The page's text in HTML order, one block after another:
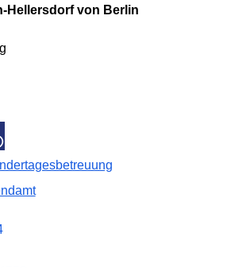
Hellersdorf von Berlin